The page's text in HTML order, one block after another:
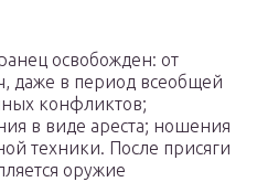
освобожден: от
даже в период всеобщей
конфликтов;
в виде ареста; ношения
техники. После присяги
оружие